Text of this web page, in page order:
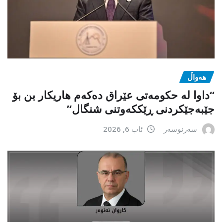
هەواڵ
“داوا لە حكومەتی عێراق دەكەم هاریكار بن بۆ
جێبەجێكردنی ڕێككەوتنی شنگال”
سەرنوسەر ئاب 6, 2026